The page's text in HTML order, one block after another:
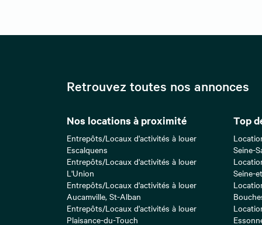
Retrouvez toutes nos annonces
Nos locations à proximité
Entrepôts/Locaux d'activités à louer
Escalquens
Entrepôts/Locaux d'activités à louer
L'Union
Entrepôts/Locaux d'activités à louer
Aucamville, St-Alban
Entrepôts/Locaux d'activités à louer
Plaisance-du-Touch
Top
Seine-
Seine-